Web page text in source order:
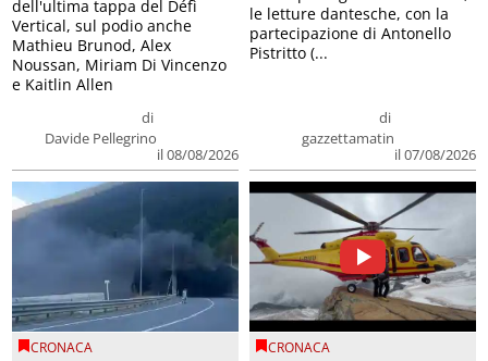
di
Davide Pellegrino
il 08/08/2026
dell'ultima tappa del Défì
Vertical, sul podio anche
Mathieu Brunod, Alex
Noussan, Miriam Di Vincenzo
e Kaitlin Allen
di
gazzettamatin
il 07/08/2026
le letture dantesche, con la
partecipazione di Antonello
Pistritto (...
CRONACA CRONACA